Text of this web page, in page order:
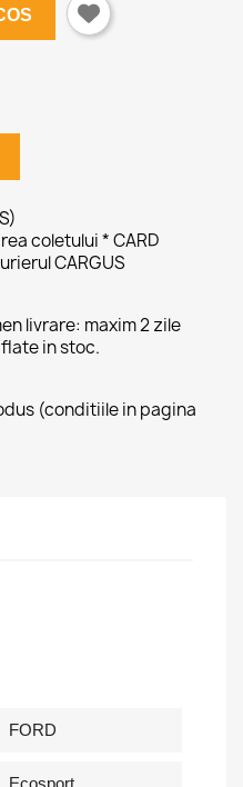
coletului * CARD
CARGUS
livrare: maxim 2 zile
in stoc.
(conditiile in pagina
FORD
Ecosport